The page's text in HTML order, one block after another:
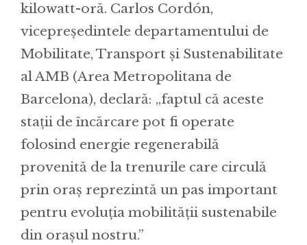
kilowatt-oră. Carlos Cordón,
vicepreședintele departamentului de
Mobilitate, Transport și Sustenabilitate
al AMB (Area Metropolitana de
Barcelona), declară: „faptul că aceste
stații de încărcare pot fi operate
folosind energie regenerabilă
provenită de la trenurile care circulă
prin oraș reprezintă un pas important
pentru evoluția mobilității sustenabile
din orașul nostru.”